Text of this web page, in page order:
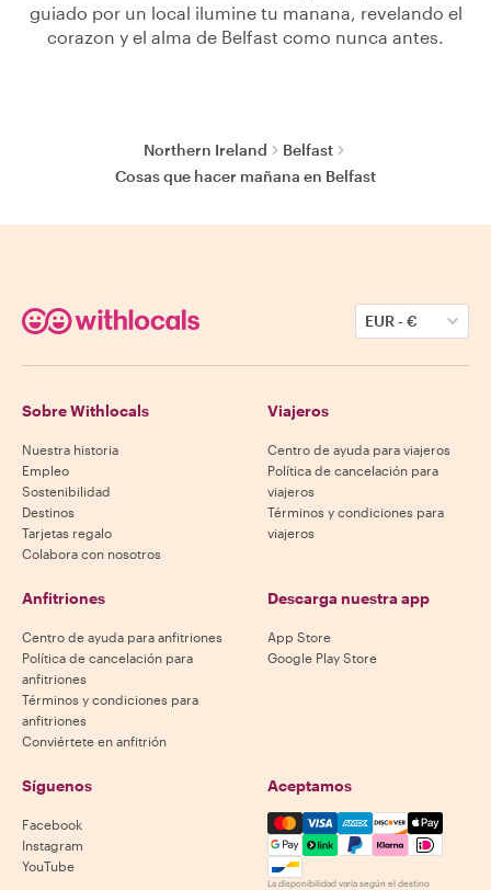
guiado por un local ilumine tu manana, revelando el
corazon y el alma de Belfast como nunca antes.
Northern Ireland
Belfast
Cosas que hacer mañana en Belfast
EUR-€
Sobre Withlocals
Nuestra historia
Empleo
Sostenibilidad
Destinos
Tarjetas regalo
Colabora con nosotros
Viajeros
Centro de ayuda para viajeros
Política de cancelación para
viajeros
Términos y condiciones para
viajeros
Anfitriones
Centro de ayuda para anfitriones
Política de cancelación para
anfitriones
Términos y condiciones para
anfitriones
Conviértete en anfitrión
Descarga nuestra app
App Store
Google Play Store
Síguenos
Facebook
Instagram
YouTube
Aceptamos
Mastercard, Visa, Amex,
La disponibilidad varía según el destino